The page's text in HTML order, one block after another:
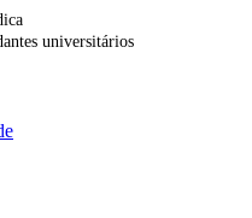
universitários